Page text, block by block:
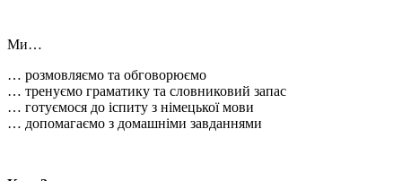
Ми…
… розмовляємо та обговорюємо
… тренуємо граматику та словниковий запас
… готуємося до іспиту з німецької мови
… допомагаємо з домашніми завданнями